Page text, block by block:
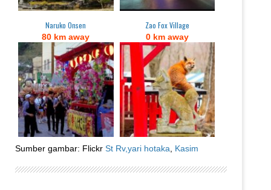
Naruko Onsen
80 km away
Zao Fox Village
0 km away
Sumber gambar: Flickr St Rv,yari hotaka Kasim